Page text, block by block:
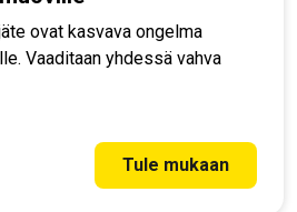
ovat kasvava ongelma
Vaaditaan yhdessä vahva
Tule mukaan